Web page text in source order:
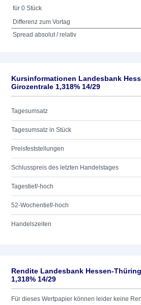
für 0 Stück
Differenz zum Vortag
Spread absolut / relativ
Kursinformationen Landesbank
Girozentrale 1,318% 14/29
Tagesumsatz
Tagesumsatz in Stück
Preisfeststellungen
Schlusspreis des letzten Handelstages
Tagestief/-hoch
52-Wochentief/-hoch
Handelszeiten
Rendite Landesbank Hessen-
1,318% 14/29
Für dieses Wertpapier können leider keine